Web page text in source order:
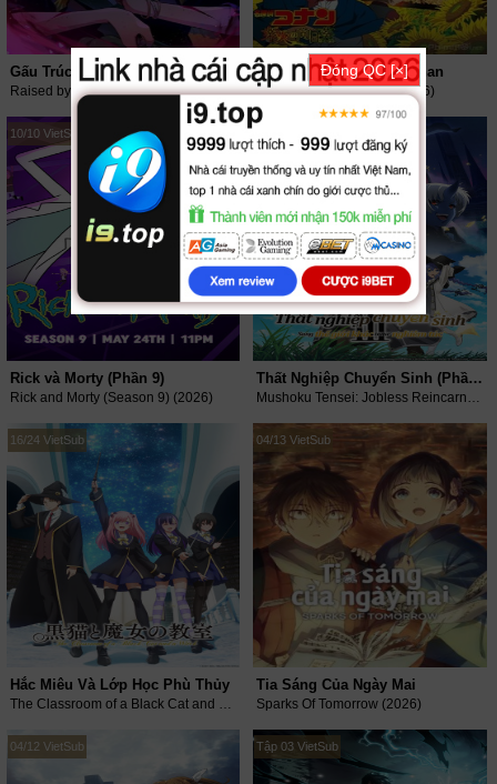
Gấu Trúc Lý
Raised by Demons: Panda Li (2026)
Thám tử Lừng Danh Conan
Detective Conan 2006 (1996)
10/10 VietSub
Rick và Morty (Phần 9)
Rick and Morty (Season 9) (2026)
Thất Nghiệp Chuyển Sinh (Phần 3)
Mushoku Tensei: Jobless Reincarnation (Season 3) (2026)
16/24 VietSub
Hắc Miêu Và Lớp Học Phù Thủy
The Classroom of a Black Cat and a Witch (2026)
04/13 VietSub
Tia Sáng Của Ngày Mai
Sparks Of Tomorrow (2026)
04/12 VietSub Tập 03 VietSub
Đóng QC [×]